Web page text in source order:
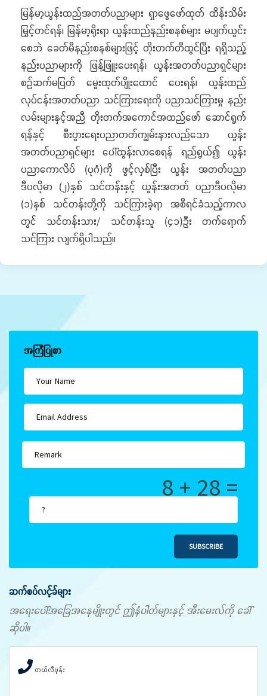
မြန်မာ့ယွန်းထည်အတတ်ပညာများ ရှာဖွေဖော်ထုတ် ထိန်းသိမ်း
မြှင့်တင်ရန်၊ မြန်မာ့ရိုးရာ ယွန်းထည်နည်းစနစ်များ မပျက်ယွင်း
စေဘဲ ခေတ်မီနည်းစနစ်များဖြင့် တိုးတက်တီထွင်ပြီး ရရှိသည့်
နည်းပညာများကို ဖြန့်ဖြူးပေးရန်၊ ယွန်းအတတ်ပညာရှင်များ
စဉ်ဆက်မပြတ် မွေးထုတ်ပျိုးထောင် ပေးရန်၊ ယွန်းထည်
လုပ်ငန်းအတတ်ပညာ သင်ကြားရေးကို ပညာသင်ကြားမှု နည်း
လမ်းများနှင့်အညီ တိုးတက်အကောင်အထည်ဖော် ဆောင်ရွက်
ရန်နှင့် စီးပွားရေးပညာတတ်ကျွမ်းနားလည်သော ယွန်း
အတတ်ပညာရှင်များ ပေါ်ထွန်းလာစေရန် ရည်ရွယ်၍ ယွန်း
ပညာကောလိပ် (ပုဂံ)ကို ဖွင့်လှစ်ပြီး ယွန်း အတတ်ပညာ
ဒီပလိုမာ (၂)နှစ် သင်တန်းနှင့် ယွန်းအတတ် ပညာဒီပလိုမာ
(၁)နှစ် သင်တန်းတို့ကို သင်ကြားခဲ့ရာ အစီရင်ခံသည့်ကာလ
တွင် သင်တန်းသား/ သင်တန်းသူ (၄၁)ဦး တက်ရောက်
သင်ကြား လျက်ရှိပါသည်။
အကြံပြုစာ
8 + 28 =
SUBSCRIBE
ဆက်စပ်လင့်ခ်များ
အရေးပေါ်အခြေအနေမျိုးတွင် ဤနံပါတ်များနှင့် အီးမေးလ်ကို ခေါ်
ဆိုပါ။
တယ်လီဖုန်း